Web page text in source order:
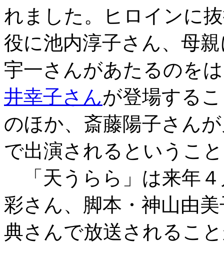
れました。ヒロインに
役に池内淳子さん、母
宇一さんがあたるのを
井幸子さんが登場する
のほか、斎藤陽子さん
で出演されるというこ
「天うらら」は来年
彩さん、脚本・神山由
典さんで放送されるこ